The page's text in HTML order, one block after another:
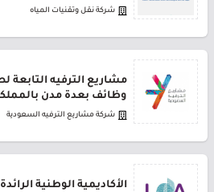
شركة نقل وتقنيات المياه
مشاريع الترفيه التابعة
وظائف بعدة مدن
شركة مشاريع الترفيه السعودية
الأكاديمية الوطنية